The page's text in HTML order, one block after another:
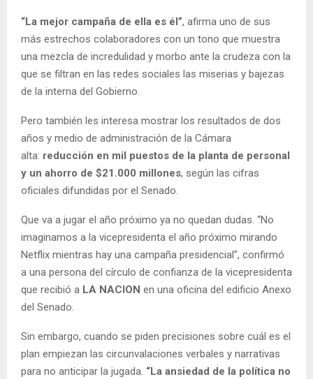
“La mejor campaña de ella es él”, afirma uno de sus
más estrechos colaboradores con un tono que muestra
una mezcla de incredulidad y morbo ante la crudeza con la
que se filtran en las redes sociales las miserias y bajezas
de la interna del Gobierno.
Pero también les interesa mostrar los resultados de dos
años y medio de administración de la Cámara
alta: reducción en mil puestos de la planta de personal
y un ahorro de $21.000 millones, según las cifras
oficiales difundidas por el Senado.
Que va a jugar el año próximo ya no quedan dudas. “No
imaginamos a la vicepresidenta el año próximo mirando
Netflix mientras hay una campaña presidencial”, confirmó
a una persona del círculo de confianza de la vicepresidenta
que recibió a LA NACION en una oficina del edificio Anexo
del Senado.
Sin embargo, cuando se piden precisiones sobre cuál es el
plan empiezan las circunvalaciones verbales y narrativas
para no anticipar la jugada. “La ansiedad de la política no